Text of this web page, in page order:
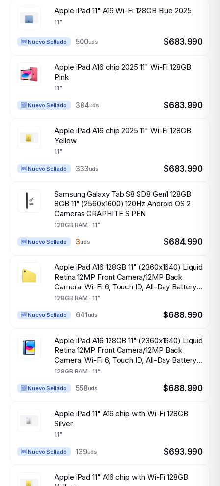
Apple iPad 11" A16 Wi-Fi 128GB Blue 2025
11"
🆕 Nuevo Sellado 500uds $683.990
Apple iPad A16 chip 2025 11" Wi-Fi 128GB
Pink
11"
🆕 Nuevo Sellado 384uds $683.990
Apple iPad A16 chip 2025 11" Wi-Fi 128GB
Yellow
11"
🆕 Nuevo Sellado 333uds $683.990
Samsung Galaxy Tab S8 SD8 Gen1 128GB
8GB 11" (2560x1600) 120Hz Android OS 2
Cameras GRAPHITE S PEN
128GB RAM · 11"
🆕 Nuevo Sellado 3uds $684.990
Apple iPad A16 128GB 11" (2360x1640) Liquid
Retina 12MP Front Camera/12MP Back
Camera, Wi-Fi 6, Touch ID, All-Day Battery
Life YELLOW
128GB RAM · 11"
🆕 Nuevo Sellado 641uds $688.990
Apple iPad A16 128GB 11" (2360x1640) Liquid
Retina 12MP Front Camera/12MP Back
Camera, Wi-Fi 6, Touch ID, All-Day Battery
Life BLUE
128GB RAM · 11"
🆕 Nuevo Sellado 558uds $688.990
Apple iPad 11" A16 chip with Wi-Fi 128GB
Silver
11"
🆕 Nuevo Sellado 139uds $693.990
Apple iPad 11" A16 chip with Wi-Fi 128GB